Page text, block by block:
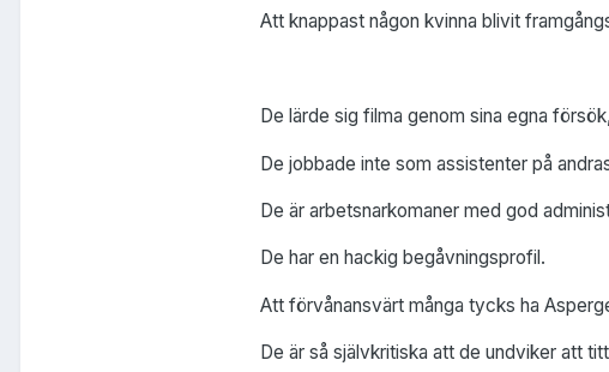
Att knappast någon kvinna blivit
De lärde sig filma genom sina egna
De jobbade inte som assistenter på
De är arbetsnarkomaner med god
De har en hackig begåvningsprofil.
Att förvånansvärt många tycks ha
De är så självkritiska att de undviker att